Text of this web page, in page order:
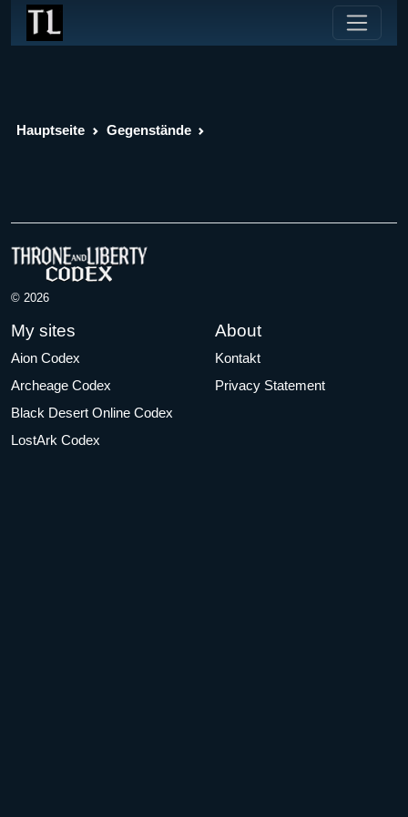
Hauptseite Gegenstände
© 2026
My sites
Aion Codex
Archeage Codex
Black Desert Online Codex
LostArk Codex
About
Kontakt
Privacy Statement